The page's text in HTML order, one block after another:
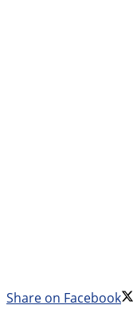
Share on Facebook